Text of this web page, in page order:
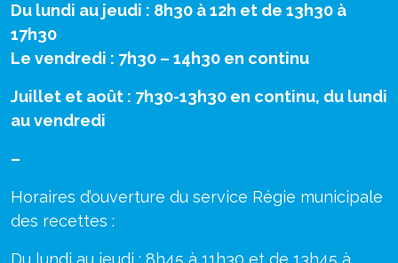
Du lundi au jeudi : 8h30 à 12h et de 13h30 à
17h30
Le vendredi : 7h30 – 14h30 en continu
Juillet et août : 7h30-13h30 en continu, du lundi
au vendredi
–
Horaires d’ouverture du service Régie municipale
des recettes :
Du lundi au jeudi : 8h45 à 11h30 et de 13h45 à